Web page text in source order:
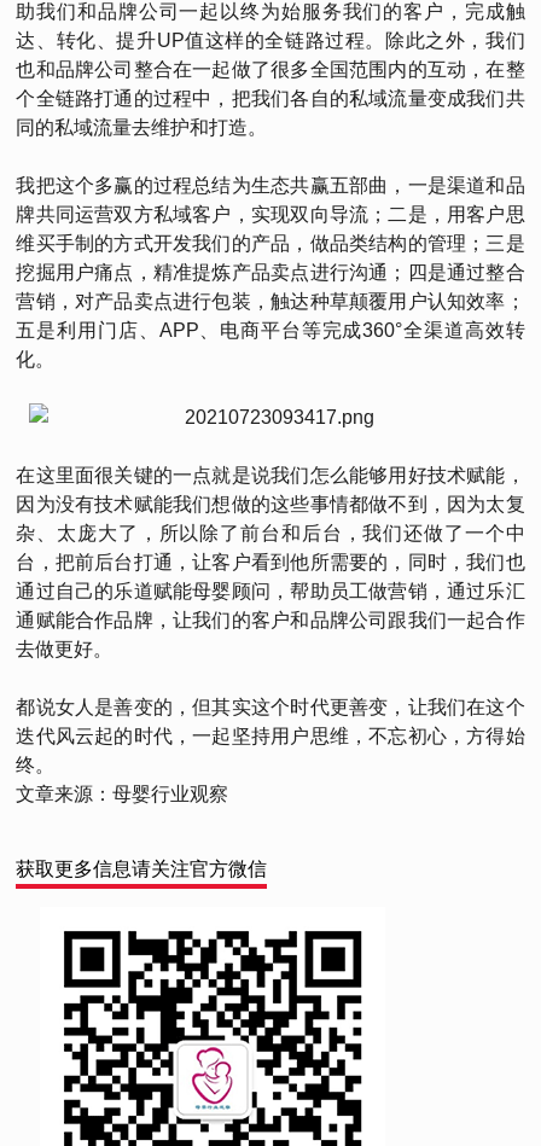
助我们和品牌公司一起以终为始服务我们的客户，完成触
达、转化、提升UP值这样的全链路过程。除此之外，我们
也和品牌公司整合在一起做了很多全国范围内的互动，在整
个全链路打通的过程中，把我们各自的私域流量变成我们共
同的私域流量去维护和打造。
我把这个多赢的过程总结为生态共赢五部曲，一是渠道和品
牌共同运营双方私域客户，实现双向导流；二是，用客户思
维买手制的方式开发我们的产品，做品类结构的管理；三是
挖掘用户痛点，精准提炼产品卖点进行沟通；四是通过整合
营销，对产品卖点进行包装，触达种草颠覆用户认知效率；
五是利用门店、APP、电商平台等完成360°全渠道高效转
化。
在这里面很关键的一点就是说我们怎么能够用好技术赋能，
因为没有技术赋能我们想做的这些事情都做不到，因为太复
杂、太庞大了，所以除了前台和后台，我们还做了一个中
台，把前后台打通，让客户看到他所需要的，同时，我们也
通过自己的乐道赋能母婴顾问，帮助员工做营销，通过乐汇
通赋能合作品牌，让我们的客户和品牌公司跟我们一起合作
去做更好。
都说女人是善变的，但其实这个时代更善变，让我们在这个
迭代风云起的时代，一起坚持用户思维，不忘初心，方得始
终。
文章来源：母婴行业观察
获取更多信息请关注官方微信